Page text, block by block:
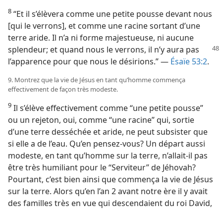
8 “Et il s’élèvera comme une petite pousse devant nous
[qui le verrons], et comme une racine sortant d’une
terre aride. Il n’a ni forme majestueuse, ni aucune
splendeur; etquand nous le verrons, il n’y aura pas
l’apparence pour que nous le désirions.” — Ésaïe 53:2.
9. Montrez que la vie de Jésus en tant qu’homme commença
effectivement de façon très modeste.
9 Il s’élève effectivement comme “une petite pousse”
ou un rejeton, oui, comme “une racine” qui, sortie
d’une terre desséchée et aride, ne peut subsister que
si elle a de l’eau. Qu’en pensez-​vous? Un départ aussi
modeste, en tant qu’homme sur la terre, n’allait-​il pas
être très humiliant pour le “Serviteur” de Jéhovah?
Pourtant, c’est bien ainsi que commença la vie de Jésus
sur la terre. Alors qu’en l’an 2 avant notre ère il y avait
des familles très en vue qui descendaient du roi David,